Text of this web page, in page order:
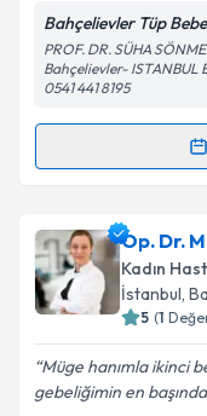
Kişisel
kapsamda
Bahçelievler Tüp
PROF. DR. SÜHA
Bahçelievler- ISTANBUL
0541 441 8195
Randevu
Prof. Dr. Süha
oluşturun. Size
takvim
Op. Dr.
Kadın
İstanbul,
5 (1
Müge hanımla ikinci
gebeliğimin en